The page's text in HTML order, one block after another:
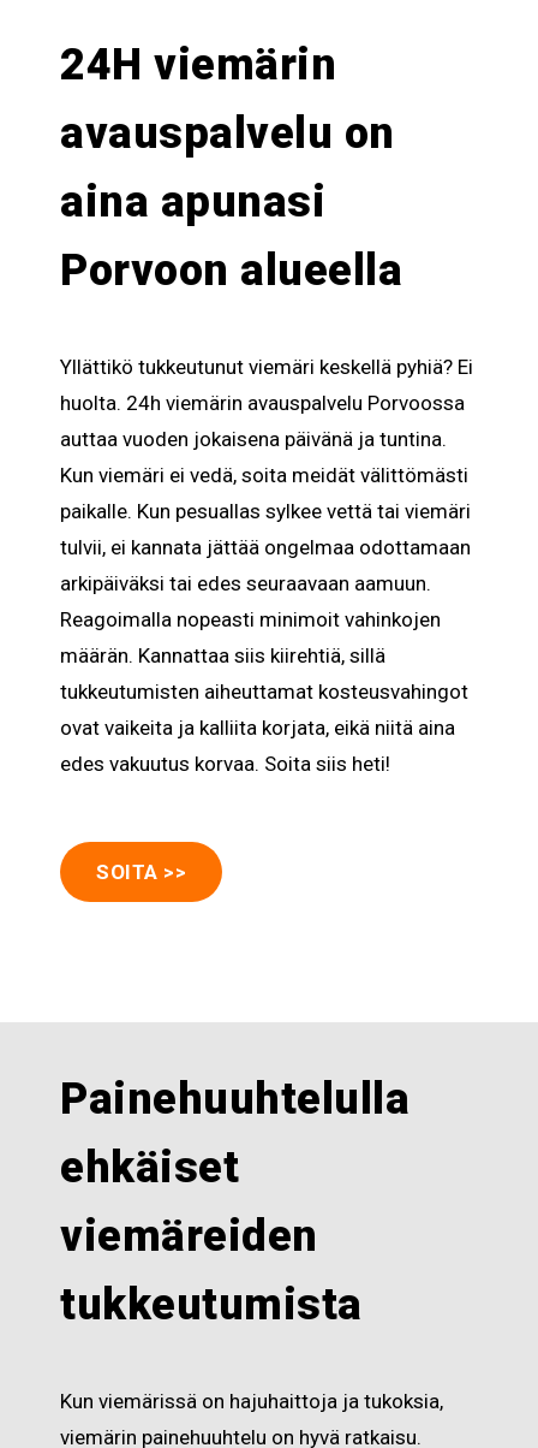
24H viemärin
avauspalvelu on
aina apunasi
Porvoon alueella
Yllättikö tukkeutunut viemäri keskellä pyhiä? Ei
huolta. 24h viemärin avauspalvelu Porvoossa
auttaa vuoden jokaisena päivänä ja tuntina.
Kun viemäri ei vedä, soita meidät välittömästi
paikalle. Kun pesuallas sylkee vettä tai viemäri
tulvii, ei kannata jättää ongelmaa odottamaan
arkipäiväksi tai edes seuraavaan aamuun.
Reagoimalla nopeasti minimoit vahinkojen
määrän. Kannattaa siis kiirehtiä, sillä
tukkeutumisten aiheuttamat kosteusvahingot
ovat vaikeita ja kalliita korjata, eikä niitä aina
edes vakuutus korvaa. Soita siis heti!
SOITA >>
Painehuuhtelulla
ehkäiset
viemäreiden
tukkeutumista
Kun viemärissä on hajuhaittoja ja tukoksia,
viemärin painehuuhtelu on hyvä ratkaisu.